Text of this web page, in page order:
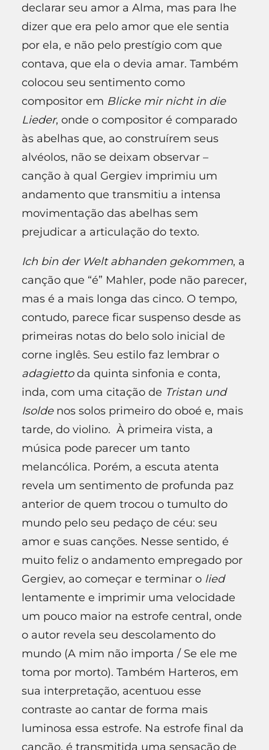
declarar seu amor a Alma, mas para lhe
dizer que era pelo amor que ele sentia
por ela, e não pelo prestígio com que
contava, que ela o devia amar. Também
colocou seu sentimento como
compositor em Blicke mir nicht in die
Lieder, onde o compositor é comparado
às abelhas que, ao construírem seus
alvéolos, não se deixam observar –
canção à qual Gergiev imprimiu um
andamento que transmitiu a intensa
movimentação das abelhas sem
prejudicar a articulação do texto.
Ich bin der Welt abhanden gekommen, a
canção que “é” Mahler, pode não parecer,
mas é a mais longa das cinco. O tempo,
contudo, parece ficar suspenso desde as
primeiras notas do belo solo inicial de
corne inglês. Seu estilo faz lembrar o
adagiettoda quinta sinfonia e conta,
inda, com uma citação de Tristan und
Isoldenos solos primeiro do oboé e, mais
tarde, do violino. À primeira vista, a
música pode parecer um tanto
melancólica. Porém, a escuta atenta
revela um sentimento de profunda paz
anterior de quem trocou o tumulto do
mundo pelo seu pedaço de céu: seu
amor e suas canções. Nesse sentido, é
muito feliz o andamento empregado por
Gergiev, ao começar e terminar o lied
lentamente e imprimir uma velocidade
um pouco maior na estrofe central, onde
o autor revela seu descolamento do
mundo (A mim não importa / Se ele me
toma por morto). Também Harteros, em
sua interpretação, acentuou esse
contraste ao cantar de forma mais
luminosa essa estrofe. Na estrofe final da
canção, é transmitida uma sensação de